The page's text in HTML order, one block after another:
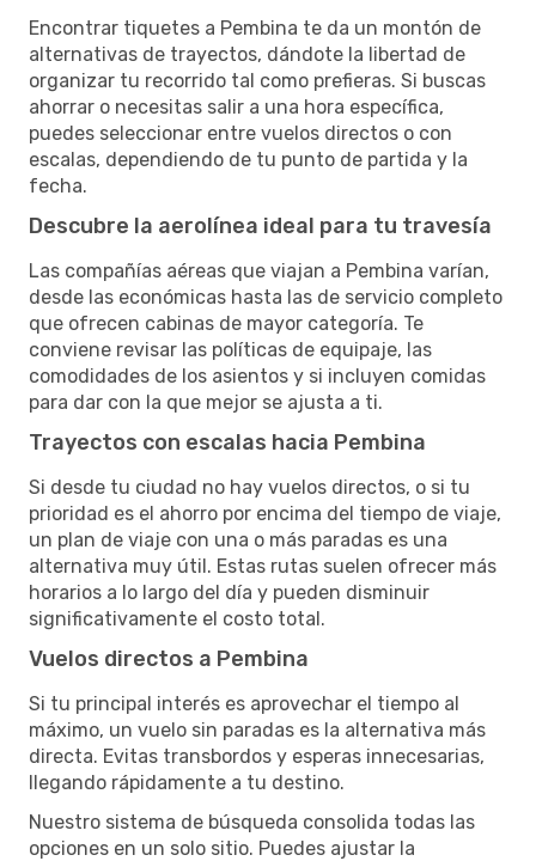
Encontrar tiquetes a Pembina te da un montón de
alternativas de trayectos, dándote la libertad de
organizar tu recorrido tal como prefieras. Si buscas
ahorrar o necesitas salir a una hora específica,
puedes seleccionar entre vuelos directos o con
escalas, dependiendo de tu punto de partida y la
fecha.
Descubre la aerolínea ideal para tu travesía
Las compañías aéreas que viajan a Pembina varían,
desde las económicas hasta las de servicio completo
que ofrecen cabinas de mayor categoría. Te
conviene revisar las políticas de equipaje, las
comodidades de los asientos y si incluyen comidas
para dar con la que mejor se ajusta a ti.
Trayectos con escalas hacia Pembina
Si desde tu ciudad no hay vuelos directos, o si tu
prioridad es el ahorro por encima del tiempo de viaje,
un plan de viaje con una o más paradas es una
alternativa muy útil. Estas rutas suelen ofrecer más
horarios a lo largo del día y pueden disminuir
significativamente el costo total.
Vuelos directos a Pembina
Si tu principal interés es aprovechar el tiempo al
máximo, un vuelo sin paradas es la alternativa más
directa. Evitas transbordos y esperas innecesarias,
llegando rápidamente a tu destino.
Nuestro sistema de búsqueda consolida todas las
opciones en un solo sitio. Puedes ajustar la